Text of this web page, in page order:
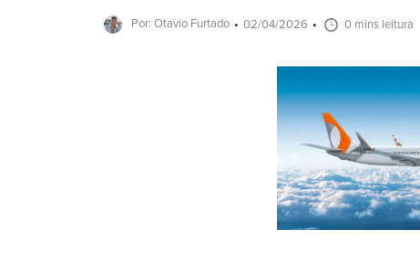
Por: Otavio Furtado 02/04/2026 0 mins leitura